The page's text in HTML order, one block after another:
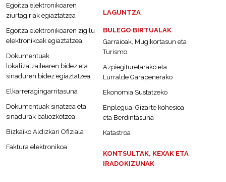
Egoitza elektronikoaren
ziurtagiriak egiaztatzea
Egoitza elektronikoaren zigilu
elektronikoak egiaztatzea
Dokumentuak
lokalizatzailearen bidez eta
sinaduren bidez egiaztatzea
Elkarreragingarritasuna
Dokumentuak sinatzea eta
sinadurak baliozkotzea
Bizkaiko Aldizkari Ofiziala
Faktura elektronikoa
LAGUNTZA
BULEGO BIRTUALAK
Garraioak, Mugikortasun eta
Turismo
Azpiegituretarako eta
Lurralde Garapenerako
Ekonomia Sustatzeko
Enplegua, Gizarte kohesioa
eta Berdintasuna
Katastroa
KONTSULTAK, KEXAK ETA
IRADOKIZUNAK